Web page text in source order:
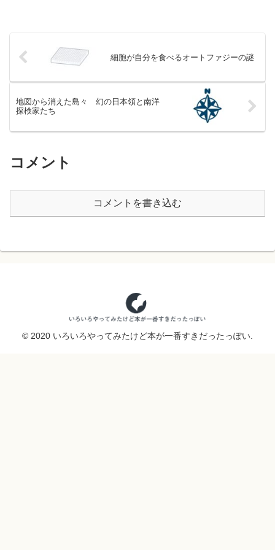
細胞が自分を食べるオートファジーの謎
地図から消えた島々 幻の日本領と南洋
探検家たち
コメント
コメントを書き込む
© 2020 いろいろやってみたけど本が一番すきだったっぽい.